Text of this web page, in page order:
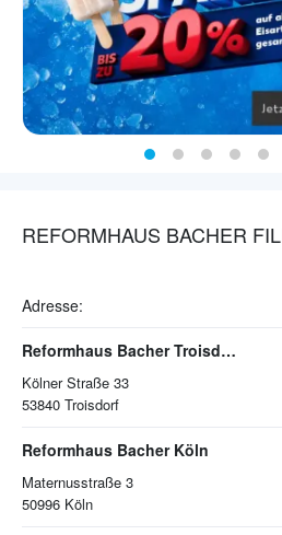
REFORMHAUS BACHER
Adresse:
Reformhaus Bacher Troisdorf
Kölner Straße 33
53840 Troisdorf
Reformhaus Bacher Köln
Maternusstraße 3
50996 Köln